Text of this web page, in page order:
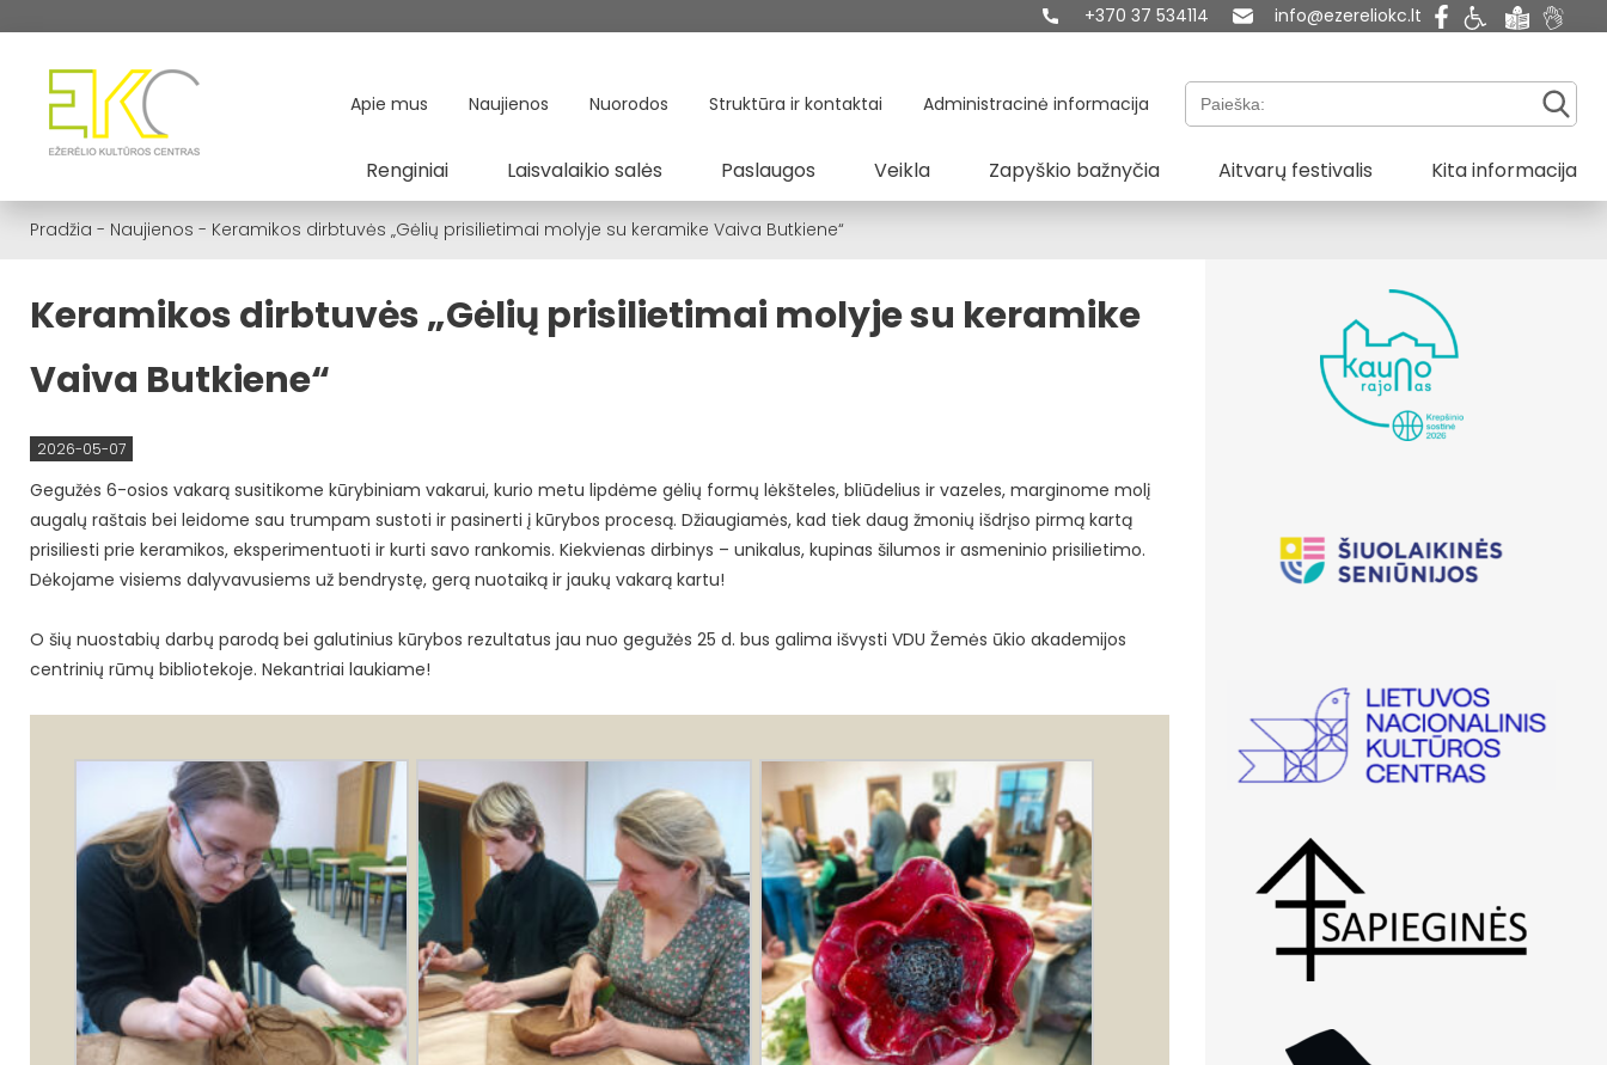
+370 37 534114 info@ezereliokc.lt
Apie mus Naujienos Nuorodos Struktūra ir kontaktai Administracinė informacija Paieška:
Renginiai Laisvalaikio salės Paslaugos Veikla Zapyškio bažnyčia Aitvarų festivalis Kita informacija
Pradžia - Naujienos - Keramikos dirbtuvės „Gėlių prisilietimai molyje su keramike Vaiva Butkiene“
Keramikos dirbtuvės „Gėlių prisilietimai molyje su keramike
Vaiva Butkiene“
2026-05-07
Gegužės 6-osios vakarą susitikome kūrybiniam vakarui, kurio metu lipdėme gėlių formų lėkšteles, bliūdelius ir vazeles, marginome molį
augalų raštais bei leidome sau trumpam sustoti ir pasinerti į kūrybos procesą. Džiaugiamės, kad tiek daug žmonių išdrįso pirmą kartą
prisiliesti prie keramikos, eksperimentuoti ir kurti savo rankomis. Kiekvienas dirbinys – unikalus, kupinas šilumos ir asmeninio prisilietimo.
Dėkojame visiems dalyvavusiems už bendrystę, gerą nuotaiką ir jaukų vakarą kartu!
O šių nuostabių darbų parodą bei galutinius kūrybos rezultatus jau nuo gegužės 25 d. bus galima išvysti VDU Žemės ūkio akademijos
centrinių rūmų bibliotekoje. Nekantriai laukiame!